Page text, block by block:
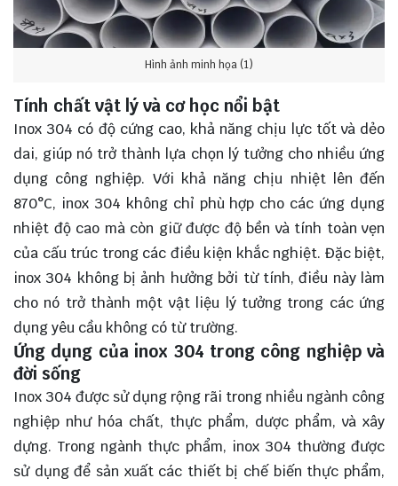
Hình ảnh minh họa (1)
Tính chất vật lý và cơ học nổi bật
Inox 304 có độ cứng cao, khả năng chịu lực tốt và dẻo
dai, giúp nó trở thành lựa chọn lý tưởng cho nhiều ứng
dụng công nghiệp. Với khả năng chịu nhiệt lên đến
870°C, inox 304 không chỉ phù hợp cho các ứng dụng
nhiệt độ cao mà còn giữ được độ bền và tính toàn vẹn
của cấu trúc trong các điều kiện khắc nghiệt. Đặc biệt,
inox 304 không bị ảnh hưởng bởi từ tính, điều này làm
cho nó trở thành một vật liệu lý tưởng trong các ứng
dụng yêu cầu không có từ trường.
Ứng dụng của inox 304 trong công nghiệp và
đời sống
Inox 304 được sử dụng rộng rãi trong nhiều ngành công
nghiệp như hóa chất, thực phẩm, dược phẩm, và xây
dựng. Trong ngành thực phẩm, inox 304 thường được
sử dụng để sản xuất các thiết bị chế biến thực phẩm,